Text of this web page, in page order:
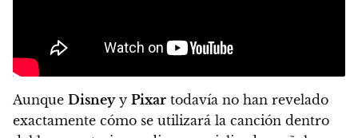
Aunque Disneyy Pixar todavía no han revelado
exactamente cómo se utilizará la canción dentro